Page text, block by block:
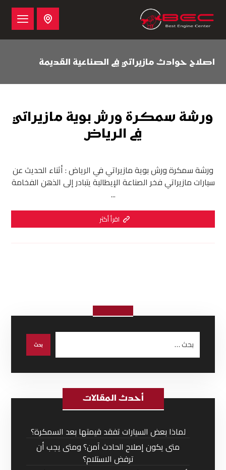
اصلاح حوادث مازيراتي في الصناعية القديمة
ورشة سمكرة ورش بوية مازيراتي
في الرياض
ورشة سمكرة ورش بوية مازيراتي في الرياض : أثناء الحديث عن
سيارات مازيراتي فخر الصناعة الإيطالية يتبادر إلى الذهن الفخامة
...
اقرأ أكثر
أحدث المقالات
لماذا بعض السيارات تفقد قيمتها بعد السمكرة؟
متى يكون إصلاح الحادث آمن؟ ومتى يجب أن
ترفض الاستلام؟